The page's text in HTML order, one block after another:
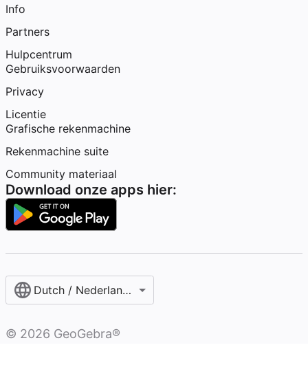
Info
Partners
Hulpcentrum
Gebruiksvoorwaarden
Privacy
Licentie
Grafische rekenmachine
Rekenmachine suite
Community materiaal
Download onze apps hier:
Dutch / Nederlands‎ (België)‎
© 2026 GeoGebra®